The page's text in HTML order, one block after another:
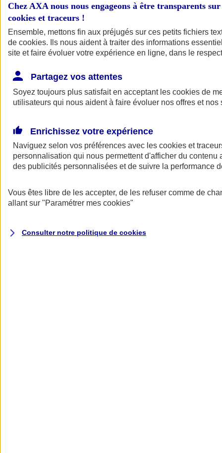
AXA Assurance
Chez AXA nous nous engageons à être transparents
cookies et traceurs !
Ensemble, mettons fin aux préjugés sur ces petits fichiers
de cookies. Ils nous aident à traiter des informations
site et faire évoluer votre expérience en ligne, dans le
Partagez vos attentes
Soyez toujours plus satisfait en acceptant les cookies de
utilisateurs qui nous aident à faire évoluer nos offres et nos
Enrichissez votre expérience
Naviguez selon vos préférences avec les cookies et
personnalisation qui nous permettent d'afficher du contenu
des publicités personnalisées et de suivre la performance
Vous êtes libre de les accepter, de les refuser comme de
allant sur "Paramétrer mes cookies"
Consulter notre politique de cookies